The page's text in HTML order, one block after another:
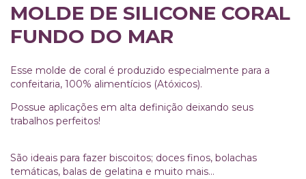
MOLDE DE SILICONE CORAL
FUNDO DO MAR
Esse molde de coral é produzido especialmente para a
confeitaria, 100% alimentícios (Atóxicos).
Possue aplicações em alta definição deixando seus
trabalhos perfeitos!
São ideais para fazer biscoitos; doces finos, bolachas
temáticas, balas de gelatina e muito mais…